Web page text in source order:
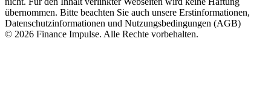
übernommen. Bitte beachten Sie auch unsere Erstinformationen,
Datenschutzinformationen und Nutzungsbedingungen (AGB)
© 2026 Finance Impulse. Alle Rechte vorbehalten.